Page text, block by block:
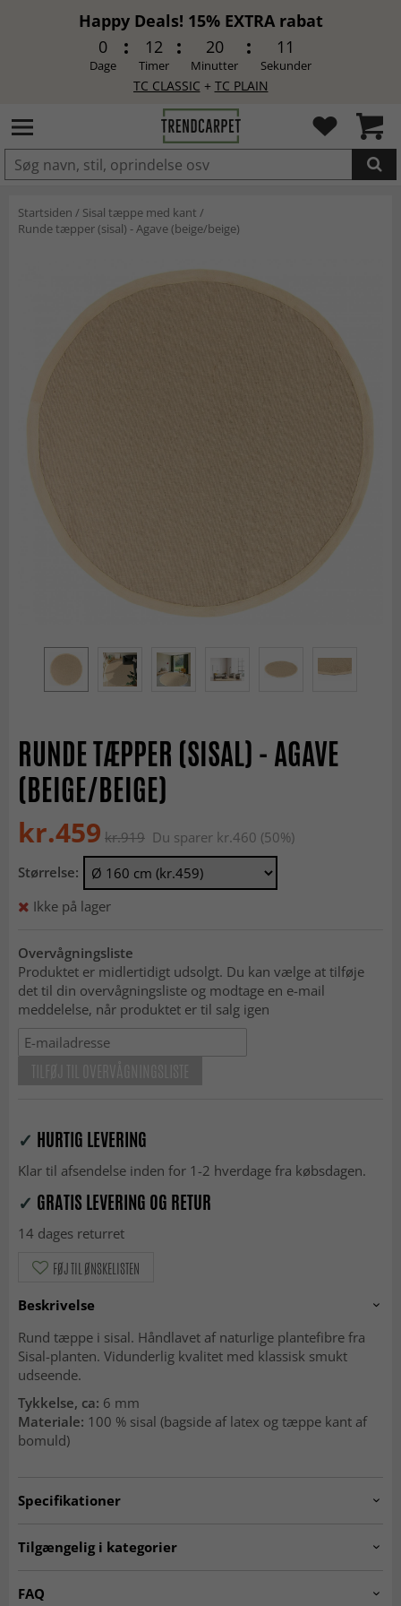
Happy Deals! 15% EXTRA rabat
0
Dage
12
Timer
20
Minutter
10
Sekunder
TC CLASSIC + TC PLAIN
LAGT I INDKØBSKURVEN.
Startsiden / Sisal tæppe med kant /
Runde tæpper (sisal) - Agave (beige/beige)
RUNDE TÆPPER (SISAL) - AGAVE
(BEIGE/BEIGE)
kr.459 kr.919 Du sparer kr.460 (50%)
Størrelse:
Ikke på lager
Overvågningsliste
Produktet er midlertidigt udsolgt. Du kan vælge at tilføje
det til din overvågningsliste og modtage en e-mail
meddelelse, når produktet er til salg igen
✓ HURTIG LEVERING
Klar til afsendelse inden for 1-2 hverdage fra købsdagen.
✓ GRATIS LEVERING OG RETUR
14 dages returret
FØJ TIL ØNSKELISTEN
Beskrivelse
Rund tæppe i sisal. Håndlavet af naturlige plantefibre fra
Sisal-planten. Vidunderlig kvalitet med klassisk smukt
udseende.
Tykkelse, ca: 6 mm
Materiale: 100 % sisal (bagside af latex og tæppe kant af
bomuld)
Specifikationer
Tilgængelig i kategorier
FAQ